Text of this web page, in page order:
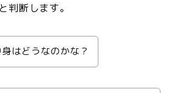
判断します。
はどうなのかな？